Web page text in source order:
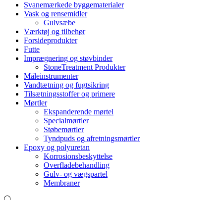
Svanemærkede byggematerialer
Vask og rensemidler
Gulvsæbe
Værktøj og tilbehør
Forsideprodukter
Futte
Imprægnering og støvbinder
StoneTreatment Produkter
Måleinstrumenter
Vandtætning og fugtsikring
Tilsætningsstoffer og primere
Mørtler
Ekspanderende mørtel
Specialmørtler
Støbemørtler
Tyndpuds og afretningsmørtler
Epoxy og polyuretan
Korrosionsbeskyttelse
Overfladebehandling
Gulv- og vægspartel
Membraner